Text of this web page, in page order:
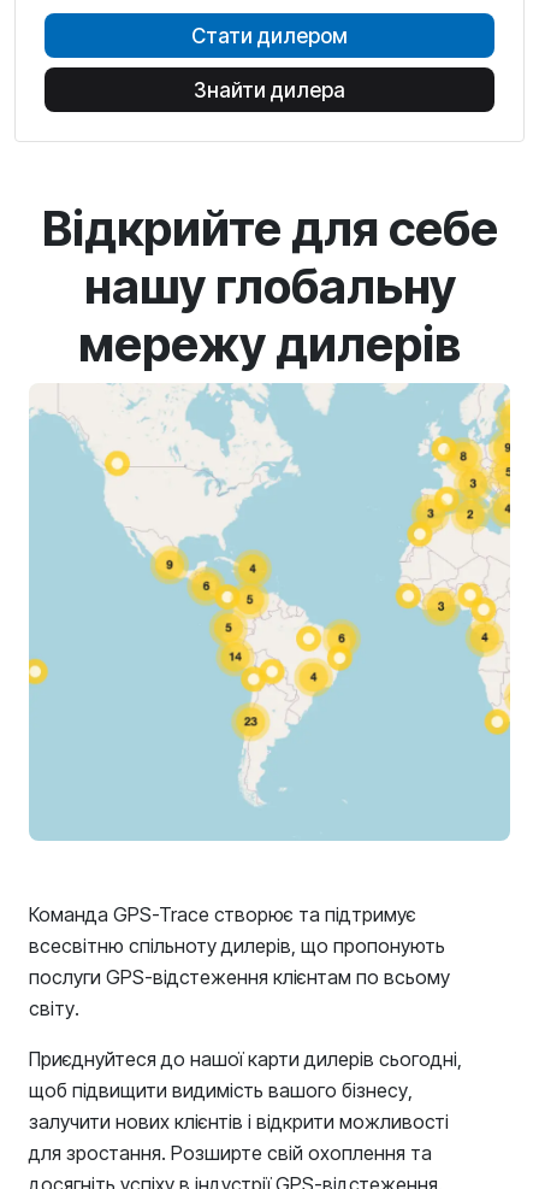
Стати дилером
Знайти дилера
Відкрийте для себе
нашу глобальну
мережу дилерів
Команда GPS-Trace створює та підтримує
всесвітню спільноту дилерів, що пропонують
послуги GPS-відстеження клієнтам по всьому
світу.
Приєднуйтеся до нашої карти дилерів сьогодні,
щоб підвищити видимість вашого бізнесу,
залучити нових клієнтів і відкрити можливості
для зростання. Розширте свій охоплення та
досягніть успіху в індустрії GPS-відстеження.